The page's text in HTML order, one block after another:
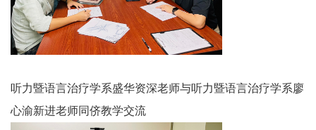
听力暨语言治疗学系盛华资深老师与听力暨语言治疗学系廖
心渝新进老师同侪教学交流